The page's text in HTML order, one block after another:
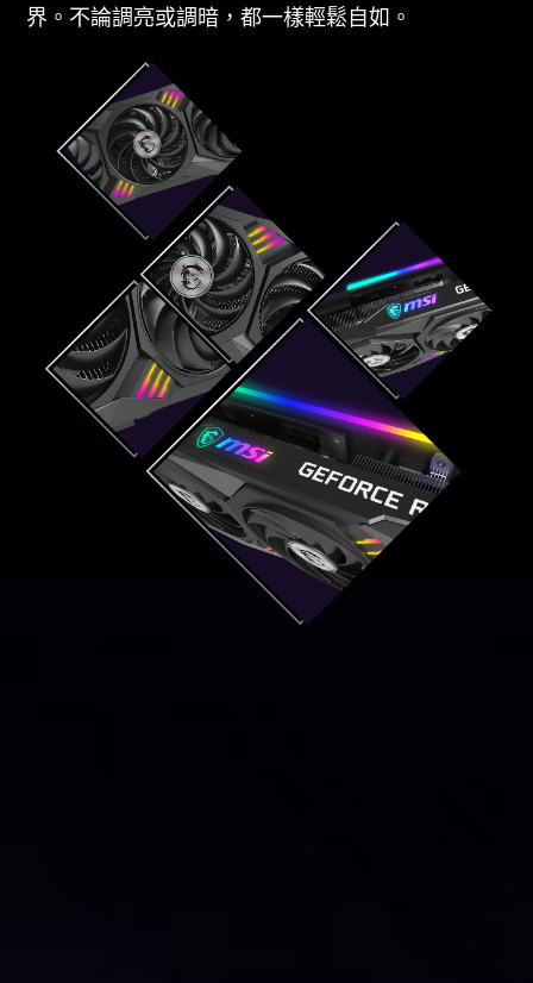
界。不論調亮或調暗，都一樣輕鬆自如。